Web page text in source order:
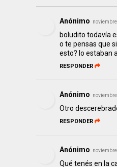
Anónimo
boludito todavía
o te pensas que
esto? lo estaban
RESPONDER
Anónimo
Otro
RESPONDER
Anónimo
Qué tenés en la